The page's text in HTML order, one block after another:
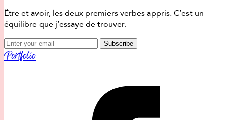
Être et avoir, les deux premiers verbes appris. C’est un
équilibre que j’essaye de trouver.
Subscribe
Portfolio